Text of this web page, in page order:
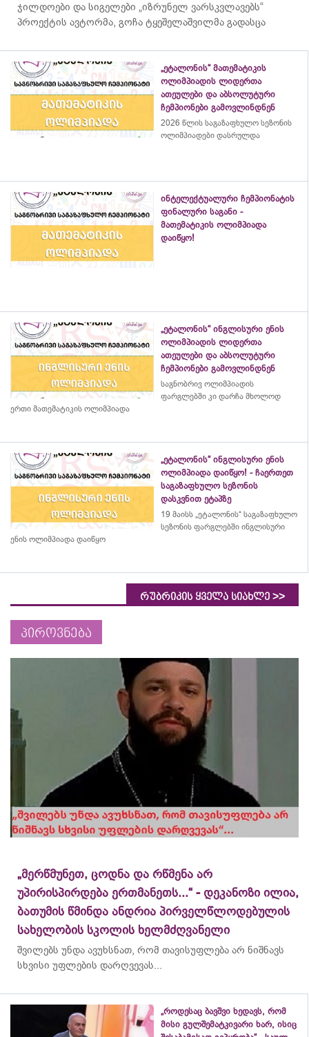
ჯილდოები და სიგელები „იზრუნელ ვარსკვლავებს“
პროექტის ავტორმა, გოჩა ტყეშელაშვილმა გადასცა
„ეტალონის“ მათემატიკის
ოლიმპიადის ლიდერთა
ათეულები და აბსოლუტური
ჩემპიონები გამოვლინდნენ
2026 წლის საგაზაფხულო სეზონის
ოლიმპიადები დასრულდა
ინტელექტუალური ჩემპიონატის
ფინალური საგანი -
მათემატიკის ოლიმპიადა
დაიწყო!
„ეტალონის“ ინგლისური ენის
ოლიმპიადის ლიდერთა
ათეულები და აბსოლუტური
ჩემპიონები გამოვლინდნენ
საგნობრივ ოლიმპიადის
ფარგლებში კი დარჩა მხოლოდ
ერთი მათემატიკის ოლიმპიადა
„ეტალონის“ ინგლისური ენის
ოლიმპიადა დაიწყო! - ჩაერთეთ
საგაზაფხულო სეზონის
დასკვნით ეტაპზე
19 მაისს „ეტალონის“ საგაზაფხულო
სეზონის ფარგლებში ინგლისური
ენის ოლიმპიადა დაიწყო
რუბრიკის ყველა სიახლე >>
პიროვნება
„მერწმუნეთ, ცოდნა და რწმენა არ
უპირისპირდება ერთმანეთს...“ - დეკანოზი ილია,
ბათუმის წმინდა ანდრია პირველწლოდებულის
სახელობის სკოლის ხელმძღვანელი
შვილებს უნდა ავუხსნათ, რომ თავისუფლება არ ნიშნავს
სხვისი უფლების დარღვევას...
„როდესაც ბავშვი ხედავს, რომ
მისი გულშემატკივარი ხარ, ისიც